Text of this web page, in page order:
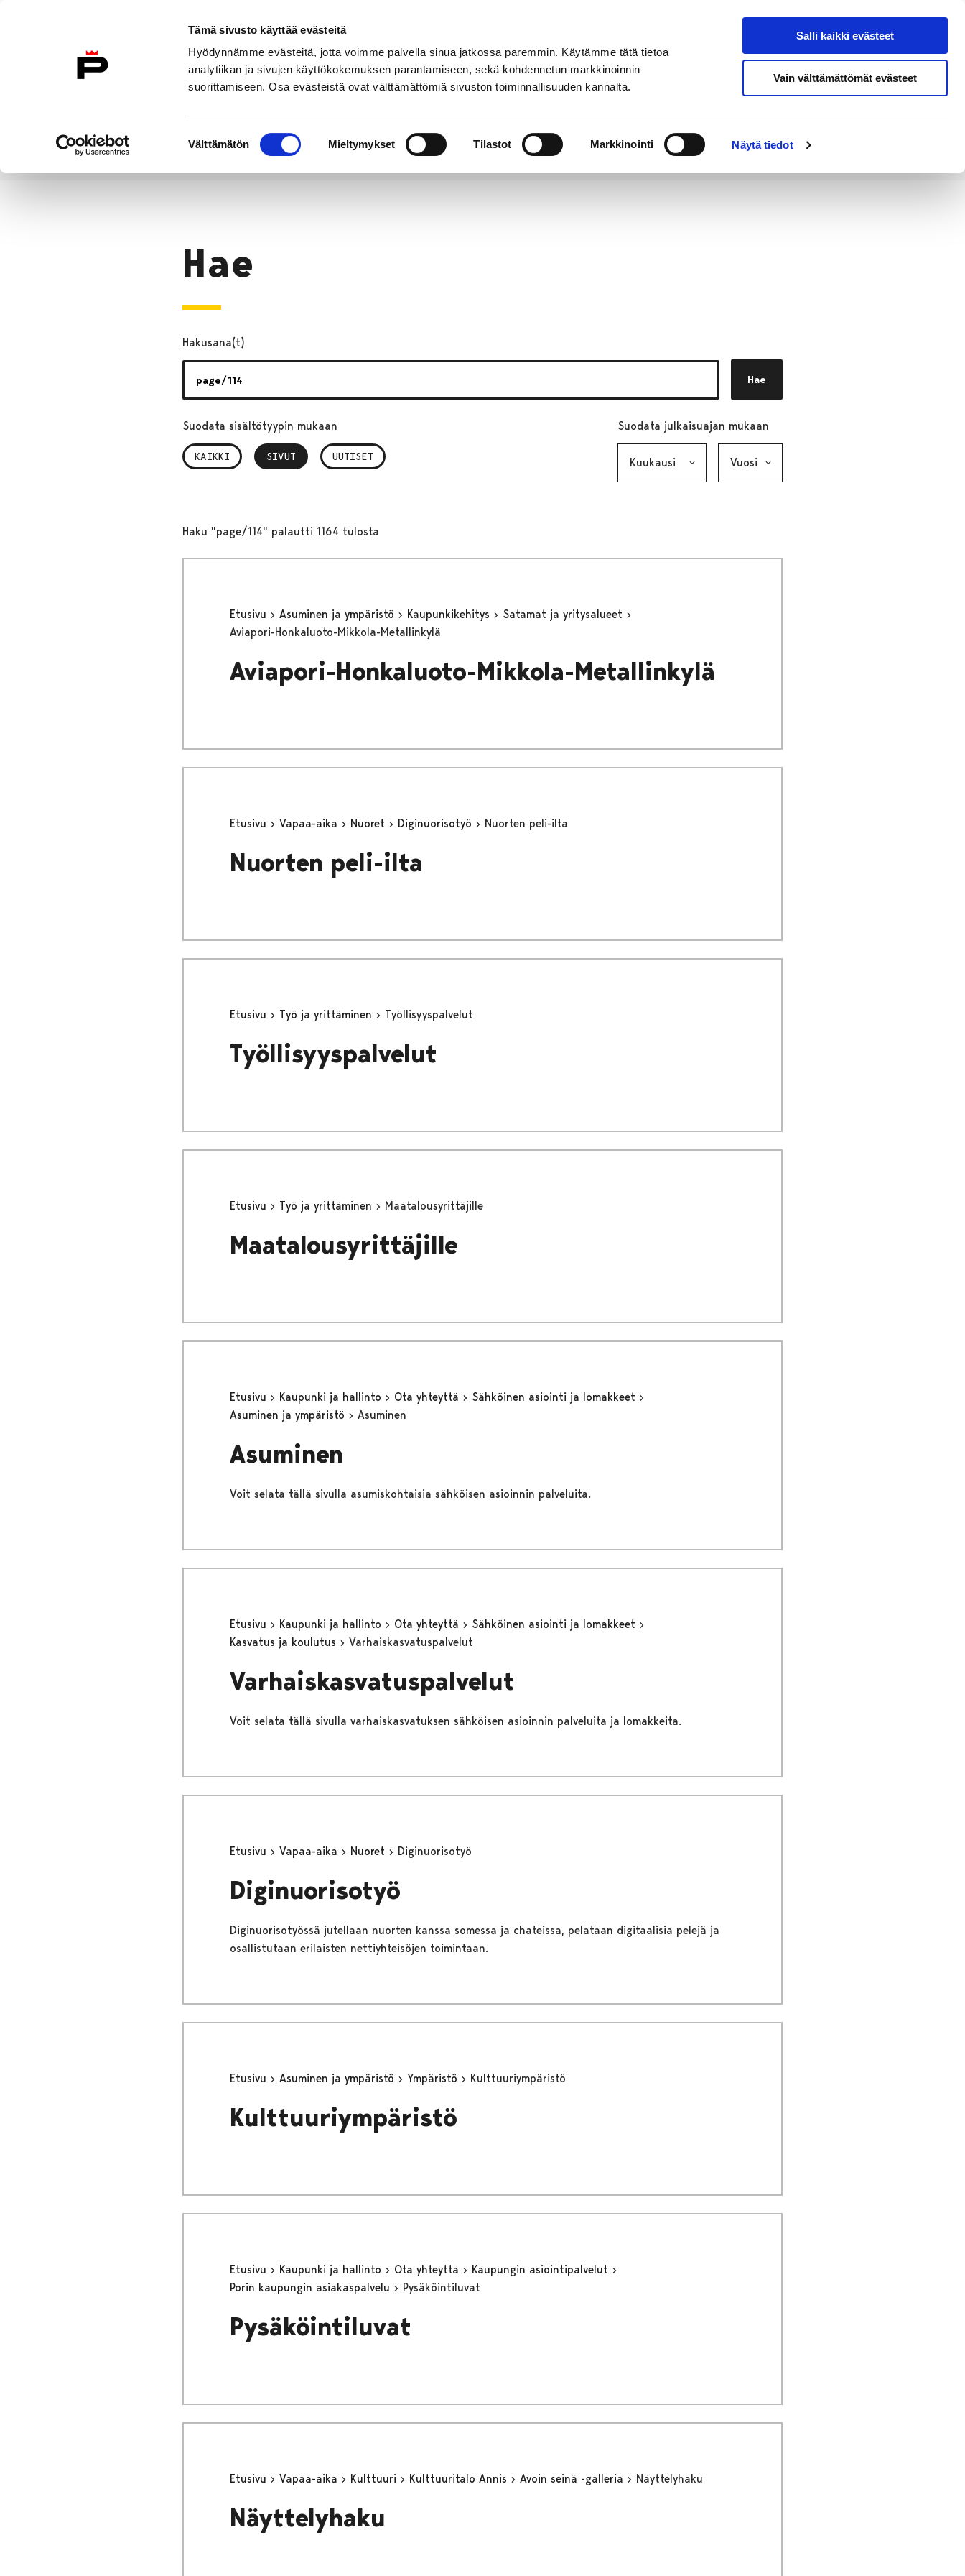
Tämä sivusto käyttää evästeitä
Hyödynnämme evästeitä, jotta voimme palvella sinua jatkossa paremmin. Käytämme tätä tietoa
analytiikan ja sivujen käyttökokemuksen parantamiseen, sekä kohdennetun markkinoinnin
suorittamiseen. Osa evästeistä ovat välttämättömiä sivuston toiminnallisuuden kannalta.
valinta
Välttämätön Mieltymykset Tilastot Markkinointi Näytä tiedot
Salli kaikki evästeet
Vain välttämättömät evästeet
Etusivulle
Hae sivustolta
Etusivu
Hae
Hakusana(t)
Hae
Suodata sisältötyypin mukaan
KAIKKI SIVUT
, VALITTU UUTISET
Suodata julkaisuajan mukaan
Haku "page/114" palautti 1164 tulosta
Etusivu Asuminen ja ympäristö Kaupunkikehitys
Satamat ja yritysalueet
Aviapori-Honkaluoto-Mikkola-Metallinkylä
Aviapori-Honkaluoto-Mikkola-Metallinkylä
Etusivu Vapaa-aika Nuoret Diginuorisotyö Nuorten peli-ilta
Nuorten peli-ilta
Etusivu Työ ja yrittäminen Työllisyyspalvelut
Työllisyyspalvelut
Etusivu Työ ja yrittäminen Maatalousyrittäjille
Maatalousyrittäjille
Etusivu Kaupunki ja hallinto Ota yhteyttä
Sähköinen asiointi ja lomakkeet
Asuminen ja ympäristö
Asuminen
Asuminen
Voit selata tällä sivulla asumiskohtaisia sähköisen asioinnin palveluita.
Etusivu Kaupunki ja hallinto Ota yhteyttä
Sähköinen asiointi ja lomakkeet
Kasvatus ja koulutus
Varhaiskasvatuspalvelut
Varhaiskasvatuspalvelut
Voit selata tällä sivulla varhaiskasvatuksen sähköisen asioinnin palveluita ja lomakkeita.
Etusivu Vapaa-aika Nuoret Diginuorisotyö
Diginuorisotyö
Diginuorisotyössä jutellaan nuorten kanssa somessa ja chateissa, pelataan digitaalisia pelejä ja
osallistutaan erilaisten nettiyhteisöjen toimintaan.
Etusivu Asuminen ja ympäristö Ympäristö Kulttuuriympäristö
Kulttuuriympäristö
Etusivu Kaupunki ja hallinto Ota yhteyttä
Kaupungin asiointipalvelut
Porin kaupungin asiakaspalvelu
Pysäköintiluvat
Pysäköintiluvat
Etusivu Vapaa-aika Kulttuuri Kulttuuritalo Annis Avoin seinä -galleria Näyttelyhaku
Näyttelyhaku